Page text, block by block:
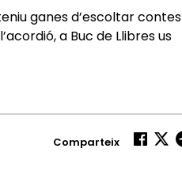
ganes d’escoltar contes
a Buc de Llibres us
Comparteix